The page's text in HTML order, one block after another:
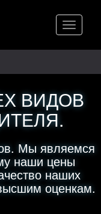
Меню
ВИДОВ
Мы являемся
наши цены
наших
оценкам.